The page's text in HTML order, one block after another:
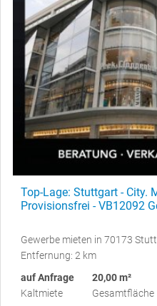
Top-Lage: Stuttgart - City.
Provisionsfrei - VB12092
Gewerbe mieten in 70173
Entfernung: 2 km
auf Anfrage
Kaltmiete
20,00 m²
Gesamtfläche